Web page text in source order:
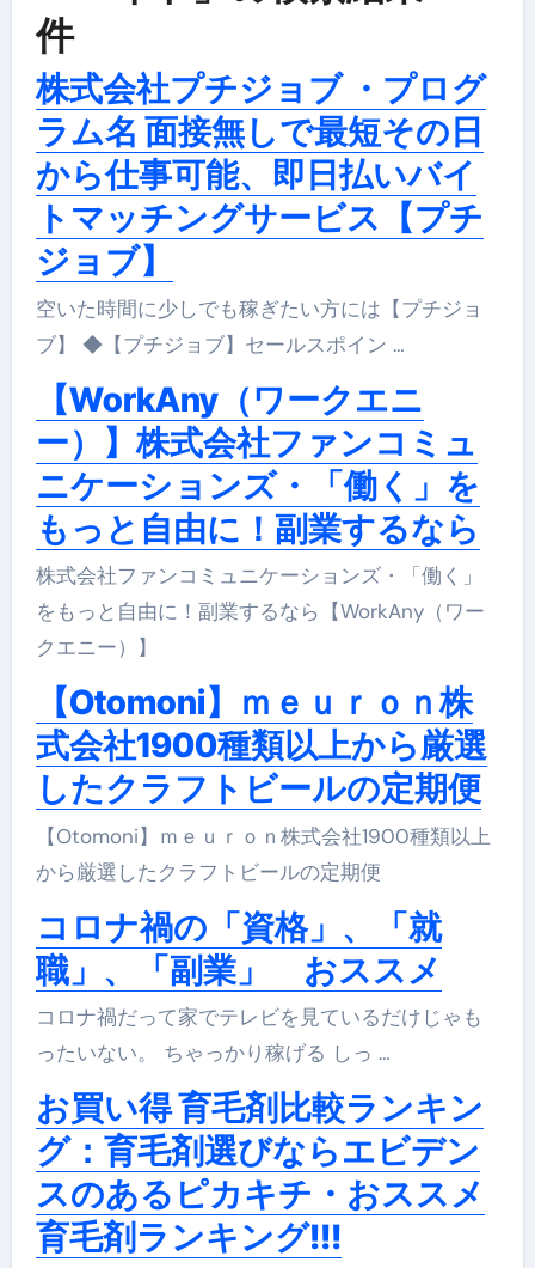
件
株式会社プチジョブ ・プログ
ラム名 面接無しで最短その日
から仕事可能、即日払いバイ
トマッチングサービス【プチ
ジョブ】
空いた時間に少しでも稼ぎたい方には【プチジョ
ブ】 ◆【プチジョブ】セールスポイン …
【WorkAny（ワークエニ
ー）】株式会社ファンコミュ
ニケーションズ・「働く」を
もっと自由に！副業するなら
株式会社ファンコミュニケーションズ・「働く」
をもっと自由に！副業するなら【WorkAny（ワー
クエニー）】
【Otomoni】ｍｅｕｒｏｎ株
式会社1900種類以上から厳選
したクラフトビールの定期便
【Otomoni】ｍｅｕｒｏｎ株式会社1900種類以上
から厳選したクラフトビールの定期便
コロナ禍の「資格」、「就
職」、「副業」 おススメ
コロナ禍だって家でテレビを見ているだけじゃも
ったいない。 ちゃっかり稼げる しっ …
お買い得 育毛剤比較ランキン
グ：育毛剤選びならエビデン
スのあるピカキチ・おススメ
育毛剤ランキング!!!